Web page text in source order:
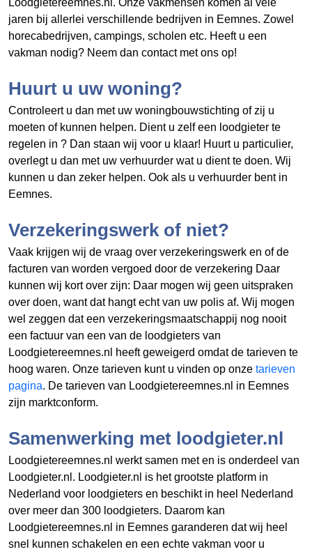
Loodgietereemnes.nl. Onze vakmensen komen al vele
jaren bij allerlei verschillende bedrijven in Eemnes. Zowel
horecabedrijven, campings, scholen etc. Heeft u een
vakman nodig? Neem dan contact met ons op!
Huurt u uw woning?
Controleert u dan met uw woningbouwstichting of zij u
moeten of kunnen helpen. Dient u zelf een loodgieter te
regelen in ? Dan staan wij voor u klaar! Huurt u particulier,
overlegt u dan met uw verhuurder wat u dient te doen. Wij
kunnen u dan zeker helpen. Ook als u verhuurder bent in
Eemnes.
Verzekeringswerk of niet?
Vaak krijgen wij de vraag over verzekeringswerk en of de
facturen van worden vergoed door de verzekering Daar
kunnen wij kort over zijn: Daar mogen wij geen uitspraken
over doen, want dat hangt echt van uw polis af. Wij mogen
wel zeggen dat een verzekeringsmaatschappij nog nooit
een factuur van een van de loodgieters van
Loodgietereemnes.nl heeft geweigerd omdat de tarieven te
hoog waren. Onze tarieven kunt u vinden op onze tarieven
pagina. De tarieven van Loodgietereemnes.nl in Eemnes
zijn marktconform.
Samenwerking met loodgieter.nl
Loodgietereemnes.nl werkt samen met en is onderdeel van
Loodgieter.nl. Loodgieter.nl is het grootste platform in
Nederland voor loodgieters en beschikt in heel Nederland
over meer dan 300 loodgieters. Daarom kan
Loodgietereemnes.nl in Eemnes garanderen dat wij heel
snel kunnen schakelen en een echte vakman voor u